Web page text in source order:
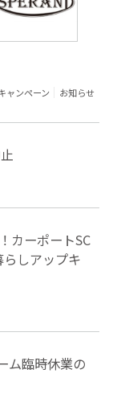
ャンペーン お知らせ
カーポートSC
しアップキ
ム臨時休業の